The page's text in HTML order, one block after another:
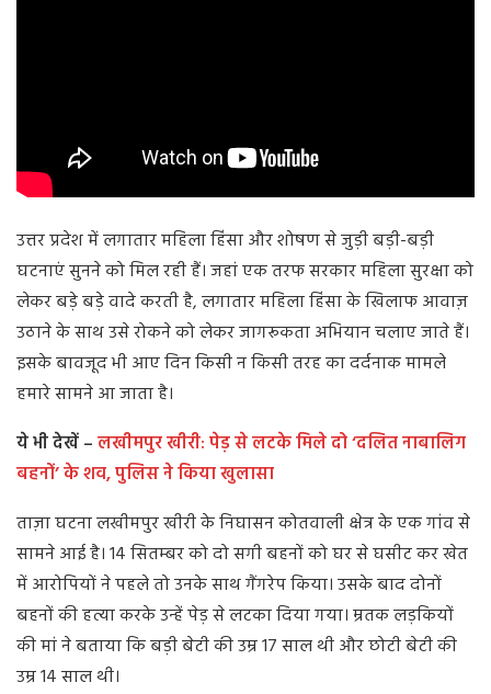
उत्तर प्रदेश में लगातार महिला हिंसा और शोषण से जुड़ी बड़ी-बड़ी
घटनाएं सुनने को मिल रही हैं। जहां एक तरफ सरकार महिला सुरक्षा को
लेकर बड़े बड़े वादे करती है, लगातार महिला हिंसा के खिलाफ आवाज़
उठाने के साथ उसे रोकने को लेकर जागरूकता अभियान चलाए जाते हैं।
इसके बावजूद भी आए दिन किसी न किसी तरह का दर्दनाक मामले
हमारे सामने आ जाता है।
ये भी देखें –लखीमपुर खीरी: पेड़ से लटके मिले दो ‘दलित नाबालिग
बहनों’ के शव, पुलिस ने किया खुलासा
ताज़ा घटना लखीमपुर खीरी के निघासन कोतवाली क्षेत्र के एक गांव से
सामने आई है। 14 सितम्बर को दो सगी बहनों को घर से घसीट कर खेत
में आरोपियों ने पहले तो उनके साथ गैंगरेप किया। उसके बाद दोनों
बहनों की हत्या करके उन्हें पेड़ से लटका दिया गया। म्रतक लड़कियों
की मां ने बताया कि बड़ी बेटी की उम्र 17 साल थी और छोटी बेटी की
उम्र 14 साल थी।